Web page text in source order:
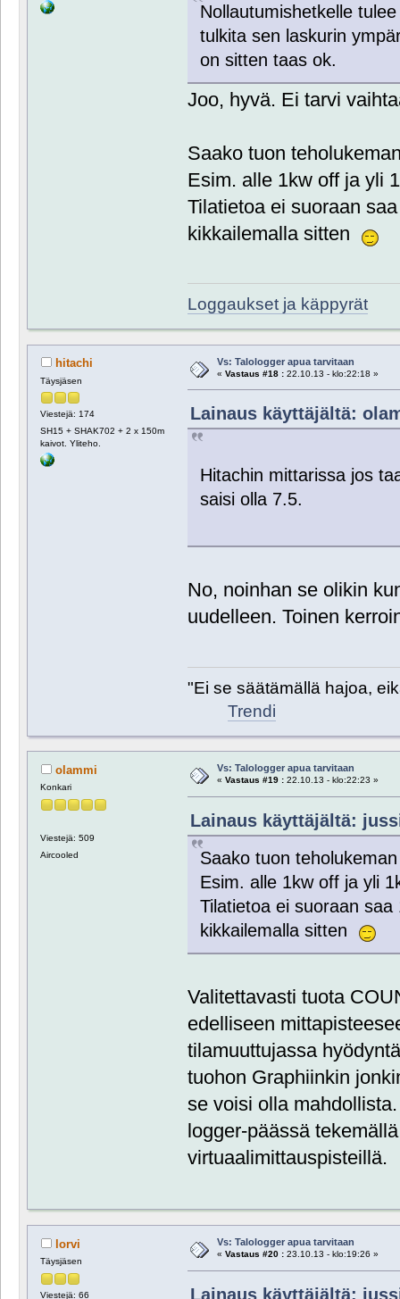
Nollautumishetkelle
tulkita sen laskurin
on sitten taas ok.
Joo, hyvä. Ei tarvi
Saako tuon
Esim. alle 1kw off ja yli
Tilatietoa ei suoraan
kikkailemalla sitten
Loggaukset ja käppyrät
hitachi
Täysjäsen
Viestejä: 174
SH15 + SHAK702 + 2 x 150m
kaivot. Yliteho.
Vs: Talologger apua tarvitaan
« Vastaus #18 :22.10.13 - klo:22:18 »
Lainaus käyttäjältä:
Hitachin mittarissa jos
saisi olla 7.5.
No, noinhan se olikin
uudelleen. Toinen
"Ei se säätämällä hajoa,
Trendi
olammi
Konkari
Viestejä: 509
Aircooled
Vs: Talologger apua tarvitaan
« Vastaus #19 :22.10.13 - klo:22:23 »
Lainaus käyttäjältä:
Saako tuon
Esim. alle 1kw off ja yli
Tilatietoa ei suoraan
kikkailemalla sitten
Valitettavasti tuota
edelliseen
tilamuuttujassa
tuohon Graphiinkin
se voisi olla
logger-päässä
virtuaalimittauspisteillä.
lorvi
Täysjäsen
Viestejä: 66
Vs: Talologger apua tarvitaan
« Vastaus #20 :23.10.13 - klo:19:26 »
Lainaus käyttäjältä: